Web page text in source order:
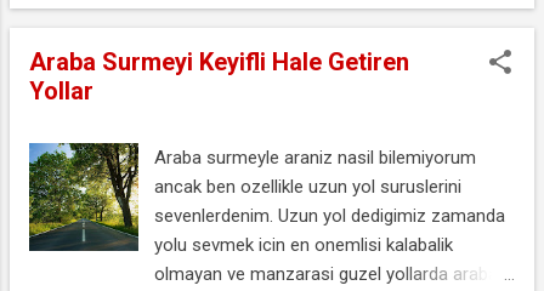
Araba Surmeyi Keyifli Hale Getiren
Yollar
Araba surmeyle araniz nasil bilemiyorum
ancak ben ozellikle uzun yol suruslerini
sevenlerdenim. Uzun yol dedigimiz zamanda
yolu sevmek icin en onemlisi kalabalik
olmayan ve manzarasi guzel yollarda araba